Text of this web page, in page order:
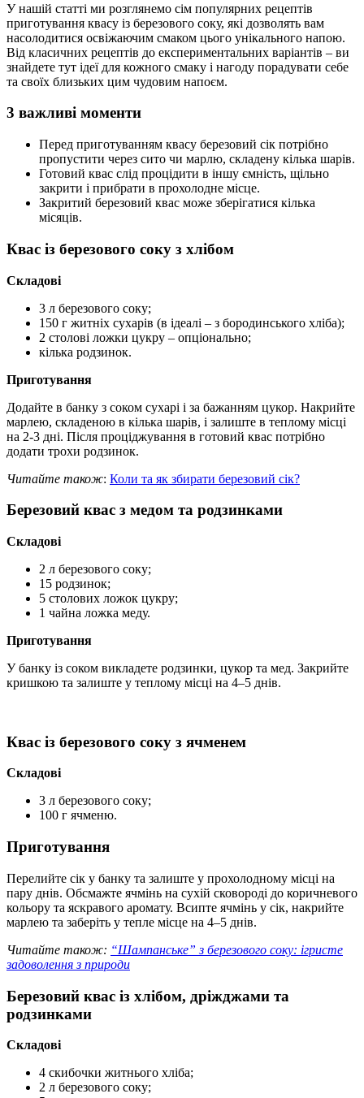
У нашій статті ми розглянемо сім популярних рецептів
приготування квасу із березового соку, які дозволять вам
насолодитися освіжаючим смаком цього унікального напою.
Від класичних рецептів до експериментальних варіантів – ви
знайдете тут ідеї для кожного смаку і нагоду порадувати себе
та своїх близьких цим чудовим напоєм.
3 важливі моменти
Перед приготуванням квасу березовий сік потрібно
пропустити через сито чи марлю, складену кілька шарів.
Готовий квас слід процідити в іншу ємність, щільно
закрити і прибрати в прохолодне місце.
Закритий березовий квас може зберігатися кілька
місяців.
Квас із березового соку з хлібом
Складові
3 л березового соку;
150 г житніх сухарів (в ідеалі – з бородинського хліба);
2 столові ложки цукру – опціонально;
кілька родзинок.
Приготування
Додайте в банку з соком сухарі і за бажанням цукор. Накрийте
марлею, складеною в кілька шарів, і залиште в теплому місці
на 2-3 дні. Після проціджування в готовий квас потрібно
додати трохи родзинок.
Читайте також: Коли та як збирати березовий сік?
Березовий квас з медом та родзинками
Складові
2 л березового соку;
15 родзинок;
5 столових ложок цукру;
1 чайна ложка меду.
Приготування
У банку із соком викладете родзинки, цукор та мед. Закрийте
кришкою та залиште у теплому місці на 4–5 днів.
Квас із березового соку з ячменем
Складові
3 л березового соку;
100 г ячменю.
Приготування
Перелийте сік у банку та залиште у прохолодному місці на
пару днів. Обсмажте ячмінь на сухій сковороді до коричневого
кольору та яскравого аромату. Всипте ячмінь у сік, накрийте
марлею та заберіть у тепле місце на 4–5 днів.
Читайте також: “Шампанське” з березового соку: ігристе
задоволення з природи
Березовий квас із хлібом, дріжджами та
родзинками
Складові
4 скибочки житнього хліба;
2 л березового соку;